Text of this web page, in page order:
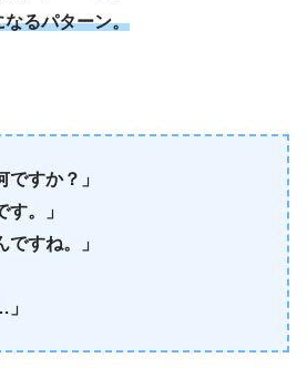
なるパターン。
ですか？」
す。」
ですね。」
」